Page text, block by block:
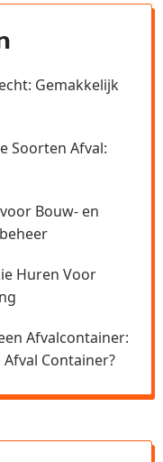
Gemakkelijk
Soorten Afval:
Bouw- en
Huren Voor
Afvalcontainer:
Container?